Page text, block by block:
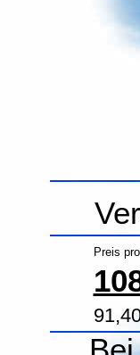
Preis